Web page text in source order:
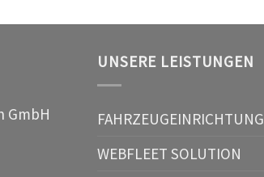
GmbH
UNSERE LEISTUNGEN
FAHRZEUGEINRICHTUNG
WEBFLEET SOLUTION